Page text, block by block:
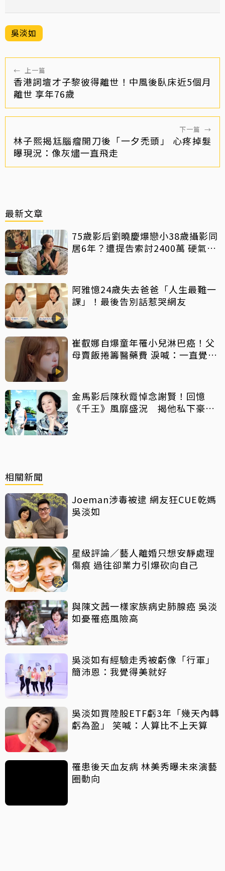
吳淡如
← 上一篇
香港詞壇才子黎彼得離世！中風後臥床近5個月
離世 享年76歲
下一篇 →
林子熙揭尪腦瘤開刀後「一夕禿頭」 心疼掉髮
曝現況：像灰燼一直飛走
最新文章
75歲影后劉曉慶爆戀小38歲攝影同
居6年？遭提告索討2400萬 硬氣反
阿雅憶24歲失去爸爸「人生最難一
課」！最後告別話惹哭網友
崔叡娜自爆童年罹小兒淋巴癌！父
母賣飯捲籌醫藥費 淚喊：一直覺得
金馬影后陳秋霞悼念謝賢！回憶
《千王》風靡盛況 揭他私下豪爽
相關新聞
Joeman涉毒被逮 網友狂CUE乾媽
吳淡如
星級評論／藝人離婚只想安靜處理
傷痕 過往卻業力引爆砍向自己
與陳文茜一樣家族病史肺腺癌 吳淡
如憂罹癌風險高
吳淡如有經驗走秀被虧像「行軍」
簡沛恩：我覺得美就好
吳淡如買陸股ETF虧3年「幾天內轉
虧為盈」 笑喊：人算比不上天算
罹患後天血友病 林美秀曝未來演藝
圈動向